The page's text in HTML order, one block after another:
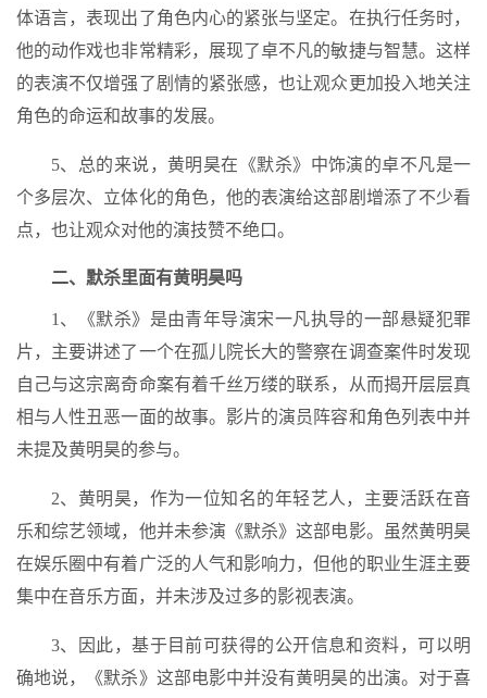
体语言，表现出了角色内心的紧张与坚定。在执行任务时，
他的动作戏也非常精彩，展现了卓不凡的敏捷与智慧。这样
的表演不仅增强了剧情的紧张感，也让观众更加投入地关注
角色的命运和故事的发展。
5、总的来说，黄明昊在《默杀》中饰演的卓不凡是一
个多层次、立体化的角色，他的表演给这部剧增添了不少看
点，也让观众对他的演技赞不绝口。
二、默杀里面有黄明昊吗
1、《默杀》是由青年导演宋一凡执导的一部悬疑犯罪
片，主要讲述了一个在孤儿院长大的警察在调查案件时发现
自己与这宗离奇命案有着千丝万缕的联系，从而揭开层层真
相与人性丑恶一面的故事。影片的演员阵容和角色列表中并
未提及黄明昊的参与。
2、黄明昊，作为一位知名的年轻艺人，主要活跃在音
乐和综艺领域，他并未参演《默杀》这部电影。虽然黄明昊
在娱乐圈中有着广泛的人气和影响力，但他的职业生涯主要
集中在音乐方面，并未涉及过多的影视表演。
3、因此，基于目前可获得的公开信息和资料，可以明
确地说，《默杀》这部电影中并没有黄明昊的出演。对于喜